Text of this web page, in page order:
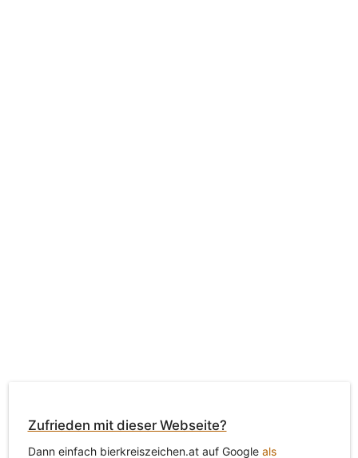
Zufrieden mit dieser Webseite?
Dann einfach bierkreiszeichen.at auf Google als